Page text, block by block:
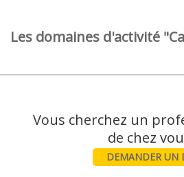
Les domaines d'activité
Vous cherchez un
DEMANDER UN